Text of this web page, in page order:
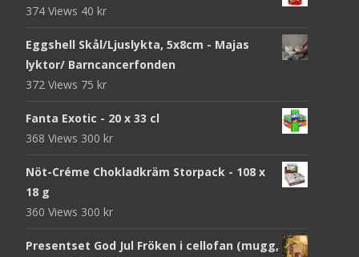
374 Views 40 kr
Eggshell Skål/Ljuslykta, 5x8cm - Majas
lyktor/ Barncancerfonden
372 Views 75 kr
Fanta Exotic - 20 x 33 cl
368 Views 300 kr
Nöt-Créme Chokladkräm Storpack - 108 x
18 g
360 Views 300 kr
Presentset God Jul Fröken i cellofan (mugg,